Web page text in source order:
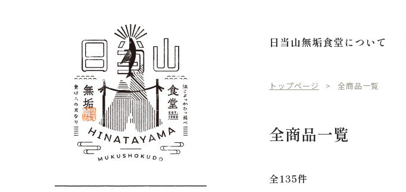
日当山無垢食堂について
トップページ 全商品一覧
全商品一覧
全135件